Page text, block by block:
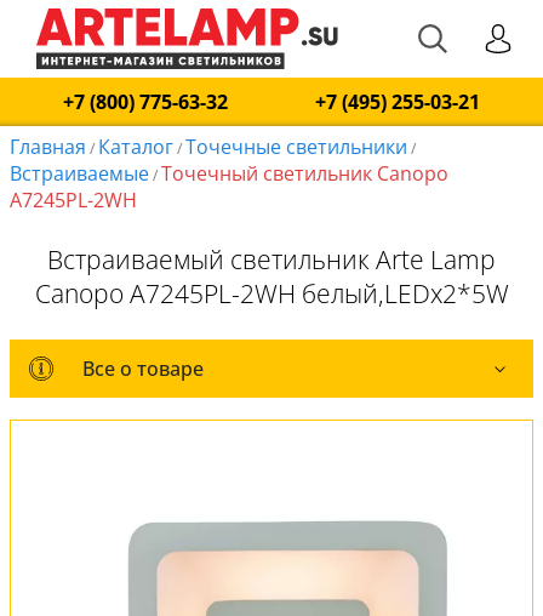
+7 (800) 775-63-32
+7 (495) 255-03-21
Главная / Каталог/Точечные светильники /
Встраиваемые/Точечный светильник Canopo
A7245PL-2WH
Встраиваемый светильник Arte Lamp
Canopo A7245PL-2WH белый,LEDx2*5W
Все о товаре
Все о товаре
Вся коллекция
Оплата и доставка